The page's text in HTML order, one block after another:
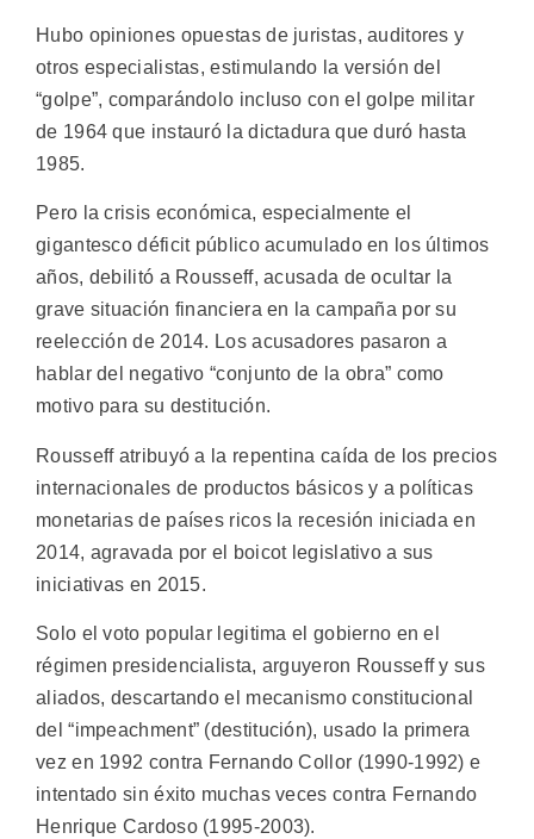
Hubo opiniones opuestas de juristas, auditores y
otros especialistas, estimulando la versión del
“golpe”, comparándolo incluso con el golpe militar
de 1964 que instauró la dictadura que duró hasta
1985.
Pero la crisis económica, especialmente el
gigantesco déficit público acumulado en los últimos
años, debilitó a Rousseff, acusada de ocultar la
grave situación financiera en la campaña por su
reelección de 2014. Los acusadores pasaron a
hablar del negativo “conjunto de la obra” como
motivo para su destitución.
Rousseff atribuyó a la repentina caída de los precios
internacionales de productos básicos y a políticas
monetarias de países ricos la recesión iniciada en
2014, agravada por el boicot legislativo a sus
iniciativas en 2015.
Solo el voto popular legitima el gobierno en el
régimen presidencialista, arguyeron Rousseff y sus
aliados, descartando el mecanismo constitucional
del “impeachment” (destitución), usado la primera
vez en 1992 contra Fernando Collor (1990-1992) e
intentado sin éxito muchas veces contra Fernando
Henrique Cardoso (1995-2003).